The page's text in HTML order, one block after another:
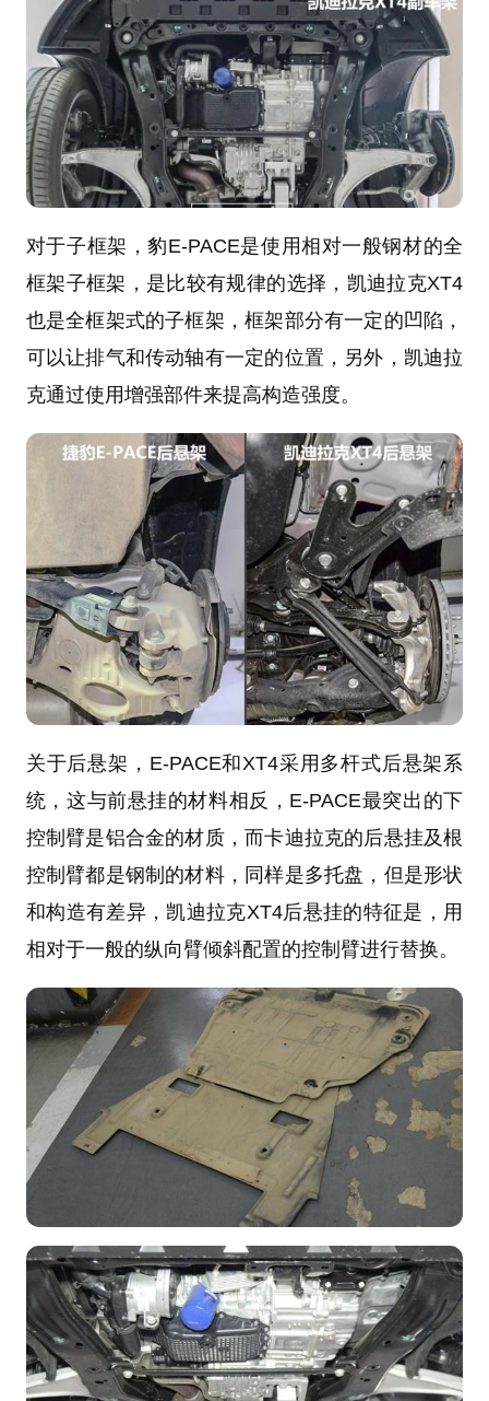
对于子框架，豹E-PACE是使用相对一般钢材的全
框架子框架，是比较有规律的选择，凯迪拉克XT4
也是全框架式的子框架，框架部分有一定的凹陷，
可以让排气和传动轴有一定的位置，另外，凯迪拉
克通过使用增强部件来提高构造强度。
关于后悬架，E-PACE和XT4采用多杆式后悬架系
统，这与前悬挂的材料相反，E-PACE最突出的下
控制臂是铝合金的材质，而卡迪拉克的后悬挂及根
控制臂都是钢制的材料，同样是多托盘，但是形状
和构造有差异，凯迪拉克XT4后悬挂的特征是，用
相对于一般的纵向臂倾斜配置的控制臂进行替换。